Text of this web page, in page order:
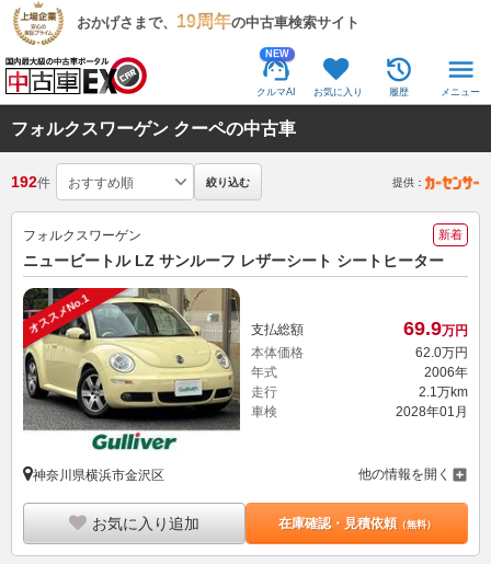
おかげさまで、 19周年の中古車検索サイト
NEW
クルマAI お気に入り 履歴 メニュー
フォルクスワーゲン クーペの中古車
192件 絞り込む 提供：
フォルクスワーゲン 新着
ニュービートル LZ サンルーフ レザーシート シートヒーター
オススメNo.1 支払総額 69.9万円
本体価格
62.0万円
年式
2006年
走行
2.1万km
車検
2028年01月
神奈川県横浜市金沢区 他の情報を開く
お気に入り追加 在庫確認・見積依頼（無料）